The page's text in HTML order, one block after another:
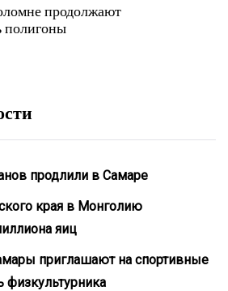
продолжают
полигоны
продлили в Самаре
края в Монголию
яиц
приглашают на спортивные
физкультурника